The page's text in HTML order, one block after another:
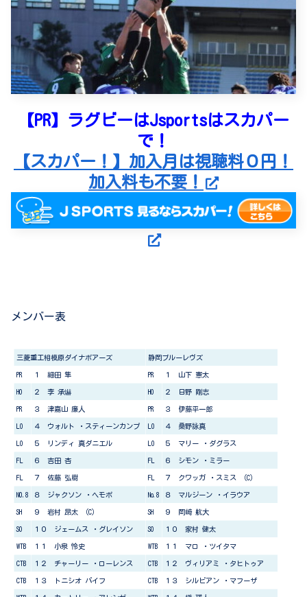
【PR】ラグビーはJsportsはスカパー
で！
【スカパー！】加入月は視聴料０円！
加入料も不要！
メンバー表
三菱重工相模原ダイナボアーズ 静岡ブルーレヴズ
PR １ 細田 隼 PR １ 山下 憲太
HO ２ 李 承爀 HO ２ 日野 剛志
PR ３ 津嘉山 廉人 PR ３ 伊藤平一郎
LO ４ ウォルト ・スティーンカンプ LO ４ 桑野詠真
LO ５ リンディ 真ダニエル LO ５ マリー ・ダグラス
FL ６ 吉田 杏 FL ６ シモン ・ミラー
FL ７ 佐藤 弘樹 FL ７ クワッガ ・スミス （C）
N0.8 ８ ジャクソン ・ヘモポ No.8 ８ マルジーン ・イラウア
SH ９ 岩村 昂太 （C） SH ９ 岡崎 航大
SO １０ ジェームス ・グレイソン SO １０ 家村 健太
WTB １１ 小泉 怜史 WTB １１ マロ ・ツイタマ
CTB １２ チャーリー ・ローレンス CTB １２ ヴィリアミ ・タヒトゥア
CTB １３ トニシオ バイフ CTB １３ シルビアン ・マフーザ